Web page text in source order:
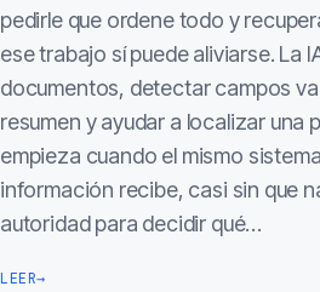
pedirle que ordene todo y
ese trabajo sí puede aliviarse. La
documentos, detectar campos
resumen y ayudar a localizar una
empieza cuando el mismo
información recibe, casi sin que
autoridad para decidir qué…
LEER→